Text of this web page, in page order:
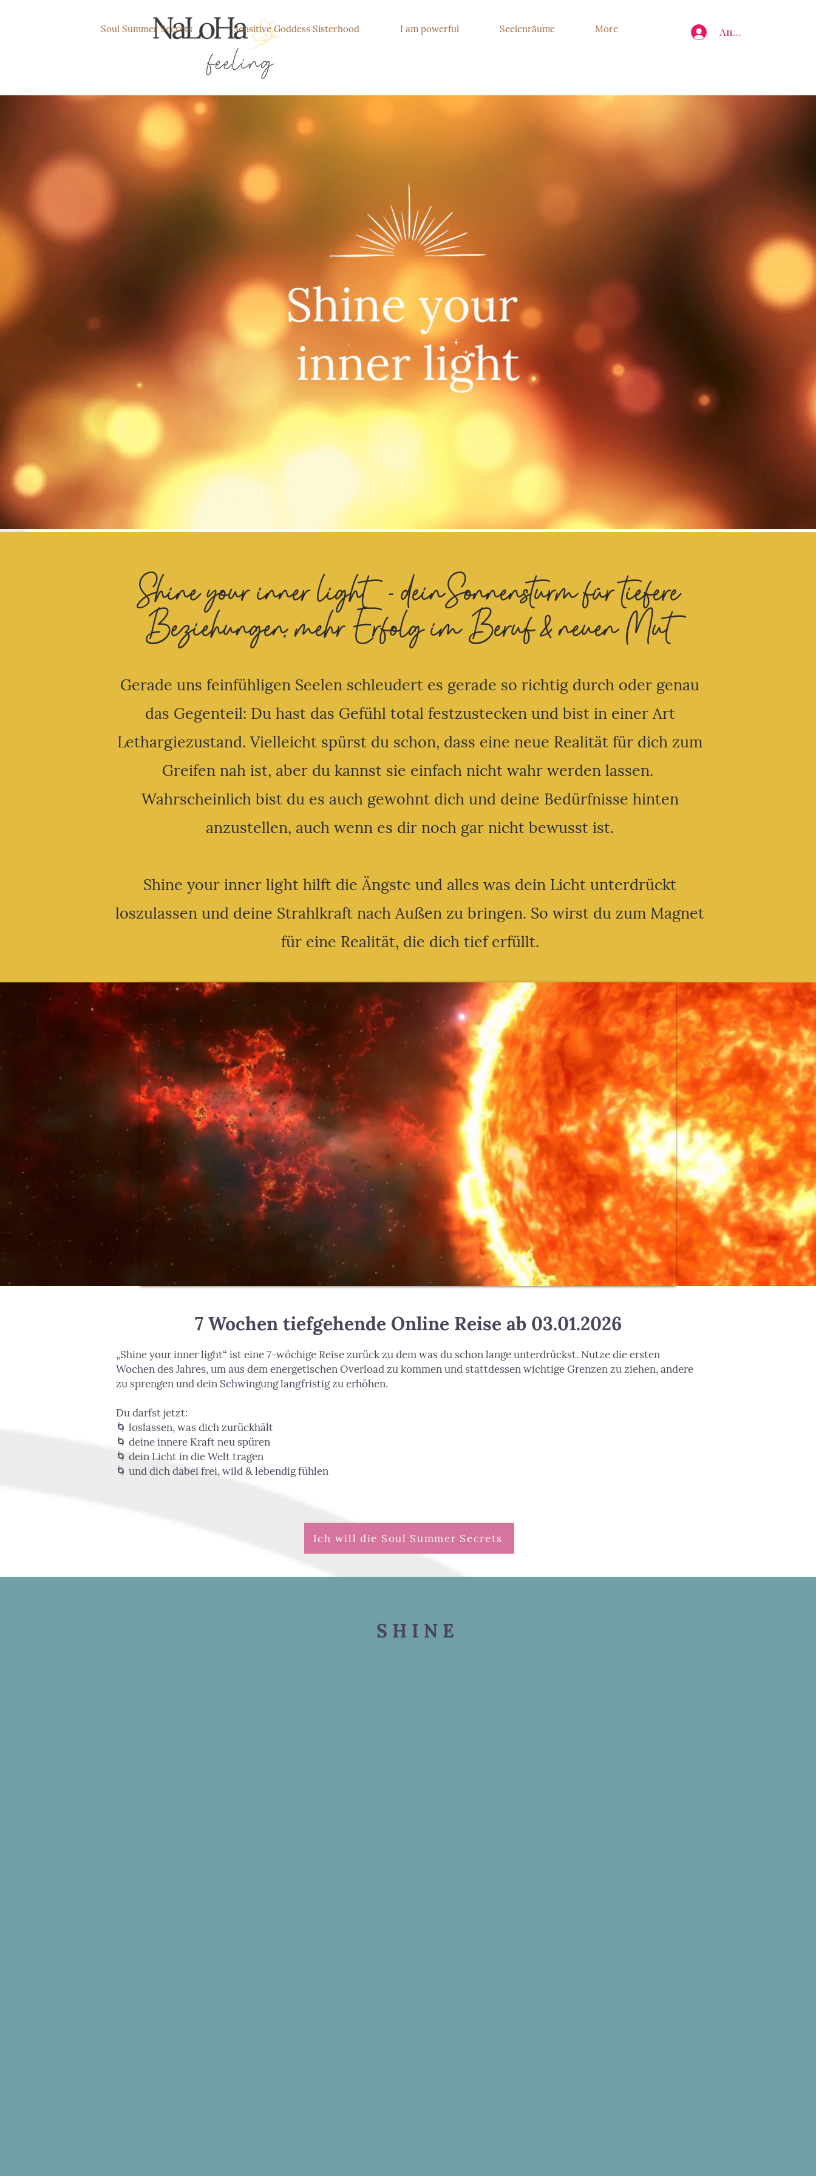
Soul Summer Secrets Sensitive Goddess Sisterhood I am powerful Seelenräume More Anmelden
Shine your inner light - deinSonnensturm für tiefere
Beziehungen, mehr Erfolg im Beruf & neuen Mut
Gerade uns feinfühligen Seelen schleudert es gerade so richtig durch oder genau
das Gegenteil: Du hast das Gefühl total festzustecken und bist in einer Art
Lethargiezustand. Vielleicht spürst du schon, dass eine neue Realität für dich zum
Greifen nah ist, aber du kannst sie einfach nicht wahr werden lassen.
Wahrscheinlich bist du es auch gewohnt dich und deine Bedürfnisse hinten
anzustellen, auch wenn es dir noch gar nicht bewusst ist.
Shine your inner light hilft die Ängste und alles was dein Licht unterdrückt
loszulassen und deine Strahlkraft nach Außen zu bringen. So wirst du zum Magnet
für eine Realität, die dich tief erfüllt.
7 Wochen tiefgehende Online Reise ab 03.01.2026
„Shine your inner light“ ist eine 7-wöchige Reise zurück zu dem was du schon lange unterdrückst. Nutze die ersten
Wochen des Jahres, um aus dem energetischen Overload zu kommen und stattdessen wichtige Grenzen zu ziehen, andere
zu sprengen und dein Schwingung langfristig zu erhöhen.
Du darfst jetzt:
🌀 loslassen, was dich zurückhält
🌀 deine innere Kraft neu spüren
🌀 dein Licht in die Welt tragen
🌀 und dich dabei frei, wild & lebendig fühlen
Ich will die Soul Summer Secrets
S H I N E